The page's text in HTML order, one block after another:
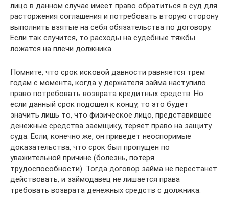
лицо в данном случае имеет право обратиться в суд для
расторжения соглашения и потребовать вторую сторону
выполнить взятые на себя обязательства по договору.
Если так случится, то расходы на судебные тяжбы
ложатся на плечи должника.
Помните, что срок исковой давности равняется трем
годам с момента, когда у держателя займа наступило
право потребовать возврата кредитных средств. Но
если данный срок подошел к концу, то это будет
значить лишь то, что физическое лицо, представившее
денежные средства заемщику, теряет право на защиту
суда. Если, конечно же, он приведет неоспоримые
доказательства, что срок был пропущен по
уважительной причине (болезнь, потеря
трудоспособности). Тогда договор займа не перестанет
действовать, и займодавец не лишается права
требовать возврата денежных средств с должника.